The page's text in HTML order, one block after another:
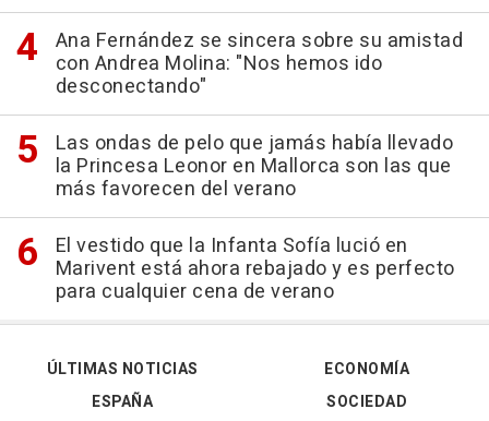
Ana Fernández se sincera sobre su amistad
con Andrea Molina: "Nos hemos ido
desconectando"
Las ondas de pelo que jamás había llevado
la Princesa Leonor en Mallorca son las que
más favorecen del verano
El vestido que la Infanta Sofía lució en
Marivent está ahora rebajado y es perfecto
para cualquier cena de verano
ÚLTIMAS NOTICIAS
ESPAÑA
ECONOMÍA
SOCIEDAD